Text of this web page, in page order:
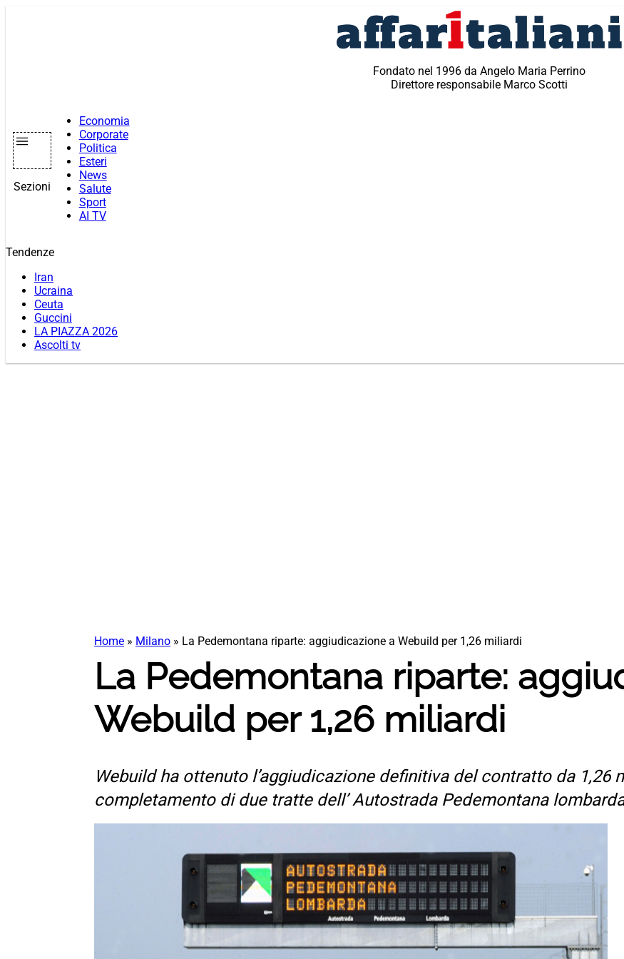
Fondato nel 1996 da Angelo Maria Perrino
Direttore responsabile Marco Scotti
Sezioni
Economia
Corporate
Politica
Esteri
News
Salute
Sport
AI TV
Tendenze
Iran
Ucraina
Ceuta
Guccini
LA PIAZZA 2026
Ascolti tv
Home » Milano » La Pedemontana riparte: aggiudicazione a Webuild per 1,26 miliardi
La Pedemontana riparte:
Webuild per 1,26 miliardi
Webuild ha ottenuto l’aggiudicazione definitiva del contratto da 1,26
completamento di due tratte dell’ Autostrada Pedemontana